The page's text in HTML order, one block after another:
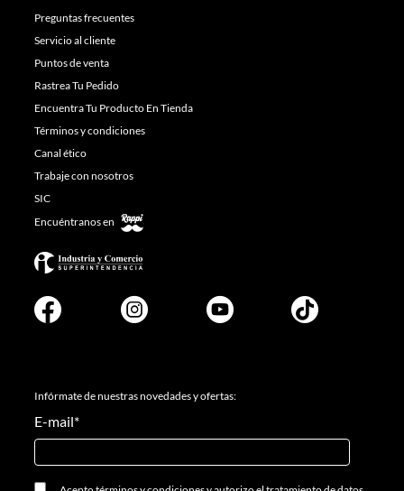
Preguntas frecuentes
Servicio al cliente
Puntos de venta
Rastrea Tu Pedido
Encuentra Tu Producto En Tienda
Términos y condiciones
Canal ético
Trabaje con nosotros
SIC
Encuéntranos en
Infórmate de nuestras novedades y ofertas:
E-mail*